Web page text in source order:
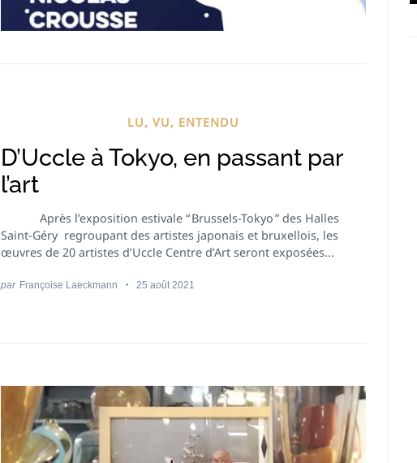
LU, VU, ENTENDU
D’Uccle à Tokyo, en passant par
l’art
Après l’exposition estivale “ Brussels-Tokyo ” des Halles
Saint-Géry regroupant des artistes japonais et bruxellois, les
œuvres de 20 artistes d’Uccle Centre d’Art seront exposées...
par Françoise Laeckmann 25 août 2021